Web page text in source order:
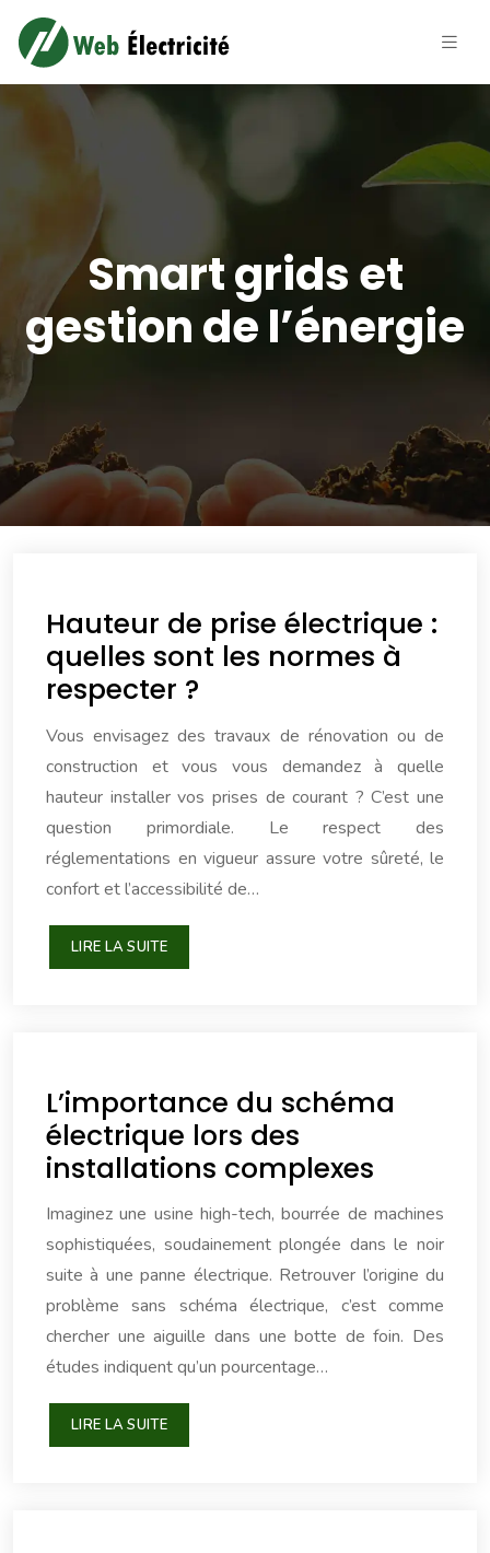
Smart grids et
gestion de l’énergie
Hauteur de prise électrique :
quelles sont les normes à
respecter ?
Vous envisagez des travaux de rénovation ou de
construction et vous vous demandez à quelle
hauteur installer vos prises de courant ? C’est une
question primordiale. Le respect des
réglementations en vigueur assure votre sûreté, le
confort et l’accessibilité de…
LIRE LA SUITE
L’importance du schéma
électrique lors des
installations complexes
Imaginez une usine high-tech, bourrée de machines
sophistiquées, soudainement plongée dans le noir
suite à une panne électrique. Retrouver l’origine du
problème sans schéma électrique, c’est comme
chercher une aiguille dans une botte de foin. Des
études indiquent qu’un pourcentage…
LIRE LA SUITE